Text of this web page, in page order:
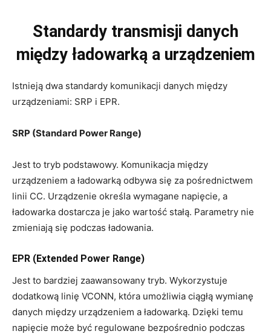
Standardy transmisji danych
między ładowarką a urządzeniem
Istnieją dwa standardy komunikacji danych między
urządzeniami: SRP i EPR.
SRP (Standard Power Range)
Jest to tryb podstawowy. Komunikacja między
urządzeniem a ładowarką odbywa się za pośrednictwem
linii CC. Urządzenie określa wymagane napięcie, a
ładowarka dostarcza je jako wartość stałą. Parametry nie
zmieniają się podczas ładowania.
EPR (Extended Power Range)
Jest to bardziej zaawansowany tryb. Wykorzystuje
dodatkową linię VCONN, która umożliwia ciągłą wymianę
danych między urządzeniem a ładowarką. Dzięki temu
napięcie może być regulowane bezpośrednio podczas